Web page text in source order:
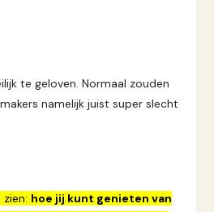
te geloven. Normaal zouden
namelijk juist super slecht
hoe jij kunt genieten van